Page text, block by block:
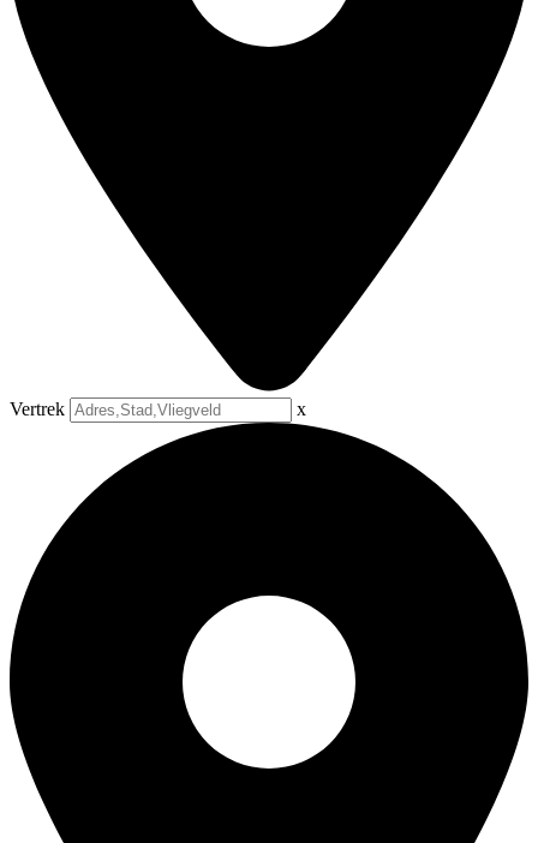
Vertrek x